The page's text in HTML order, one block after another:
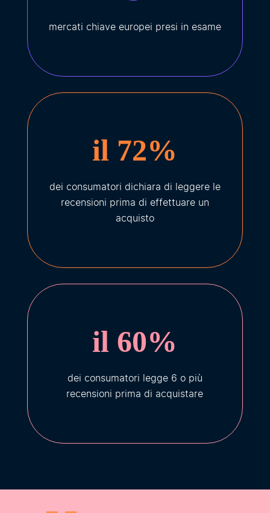
mercati chiave europei presi in esame
il 72%
dei consumatori dichiara di leggere le
recensioni prima di effettuare un
acquisto
il 60%
dei consumatori legge 6 o più
recensioni prima di acquistare